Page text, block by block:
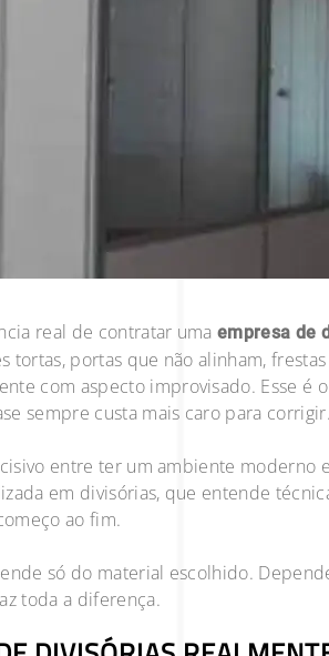
real de contratar umaempresa de
tortas, portas que não alinham,
com aspecto improvisado. Esse é
sempre custa mais caro para corrigir.
entre ter um ambiente moderno
em divisórias, que entende
ao fim.
só do material escolhido.
toda a diferença.